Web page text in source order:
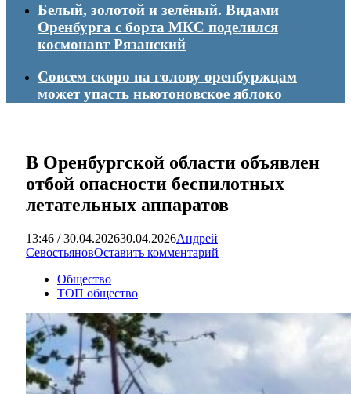
Белый, золотой и зелёный. Видами
Оренбурга с борта МКС поделился
космонавт Рязанский
Совсем скоро на голову оренбуржцам
может упасть ньютоновское яблоко
В Оренбургской области объявлен
отбой опасности беспилотных
летательных аппаратов
13:46 / 30.04.202630.04.2026Андрей
СевостьяновОставить комментарий
Общество
ТОП общество